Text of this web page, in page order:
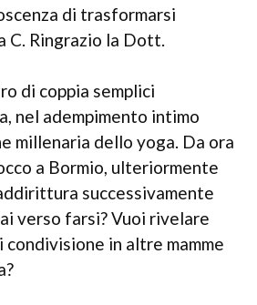
di trasformarsi
C. Ringrazio la Dott.
di coppia semplici
nel adempimento intimo
millenaria dello yoga. Da ora
a Bormio, ulteriormente
successivamente
verso farsi? Vuoi rivelare
in altre mamme